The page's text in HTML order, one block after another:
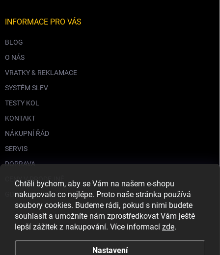
Chtěli bychom, aby se Vám na našem e-shopu
nakupovalo co nejlépe. Proto naše stránka používá
soubory cookies. Budeme rádi, pokud s nimi budete
souhlasit a umožníte nám zprostředkovat Vám ještě
lepší zážitek z nakupování. Více informací zde.
Nastavení
INFORMACE PRO VÁS
BLOG
O NÁS
VRATKY & REKLAMACE
SYSTÉM SLEV
TESTY KOL
KONTAKT
NÁKUPNÍ ŘÁD
SERVIS
DOPRAVA
CENY V PRODEJNĚ
GDPR